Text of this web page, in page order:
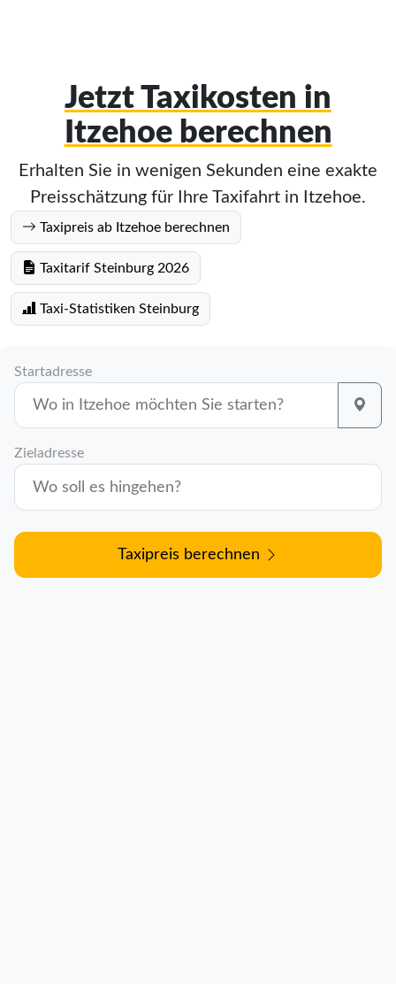
Jetzt Taxikosten in
Itzehoe berechnen
Erhalten Sie in wenigen Sekunden eine exakte
Preisschätzung für Ihre Taxifahrt in Itzehoe.
Taxipreis ab Itzehoe berechnen
Taxitarif Steinburg 2026
Taxi-Statistiken Steinburg
Startadresse
Zieladresse
Taxipreis berechnen